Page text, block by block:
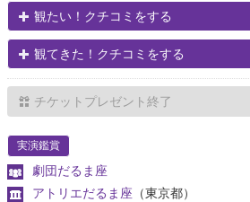
観たい！クチコミをする
観てきた！クチコミをする
チケットプレゼント終了
実演鑑賞
劇団だるま座
アトリエだるま座 （東京都）